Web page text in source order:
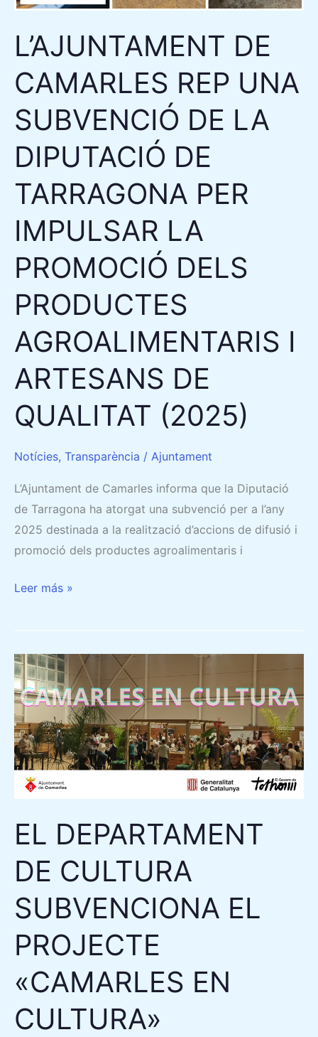
L’AJUNTAMENT DE
CAMARLES REP UNA
SUBVENCIÓ DE LA
DIPUTACIÓ DE
TARRAGONA PER
IMPULSAR LA
PROMOCIÓ DELS
PRODUCTES
AGROALIMENTARIS I
ARTESANS DE
QUALITAT (2025)
Notícies, Transparència / Ajuntament
L’Ajuntament de Camarles informa que la Diputació
de Tarragona ha atorgat una subvenció per a l’any
2025 destinada a la realització d’accions de difusió i
promoció dels productes agroalimentaris i
PER
LA
DELS
PRODUCTES
AGROALIMENTARIS
I
ARTESANS
DE
(2025)
Leer más »
EL DEPARTAMENT
DE CULTURA
SUBVENCIONA EL
PROJECTE
«CAMARLES EN
CULTURA»
EL
DEPARTAMENT
DE
CULTURA
SUBVENCIONA
EL
PROJECTE
EN
CULTURA»